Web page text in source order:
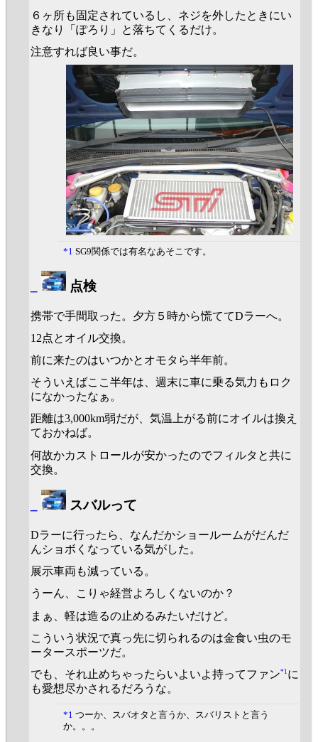
６ヶ所も固定されているし、ネジを外したときにい
きなり「ぽろり」と落ちてくるだけ。
注意すれば良い事だ。
*1 SG9関係では有名なあそこです。
点検
携帯で手間取った。夕方５時から慌ててDラーへ。
12点とオイル交換。
前に来たのはいつかとオモタら半年前。
そういえばここ半年は、週末に車に乗る気力もロク
になかったなぁ。
距離は3,000km弱だが、気温上がる前にオイルは換え
ておかねば。
何故かカストロールが安かったのでフィルタと共に
交換。
スバルって
Dラーに行ったら、なんだかショールームがだんだ
んショボくなっている気がした。
展示車両も減っている。
うーん、こりゃ経営よろしくないのか？
まぁ、軽は造るの止めるみたいだけど。
こういう状況で真っ先に切られるのは金食い虫のモ
ータースポーツだ。
でも、それ止めちゃったらいよいよ持ってファン*1 に
も愛想尽かされるだろうな。
*1 つーか、スバオタと言うか、スバリストと言う
か。。。